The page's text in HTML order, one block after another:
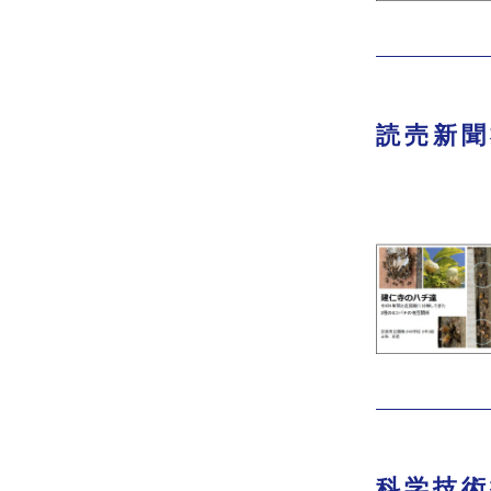
読売新